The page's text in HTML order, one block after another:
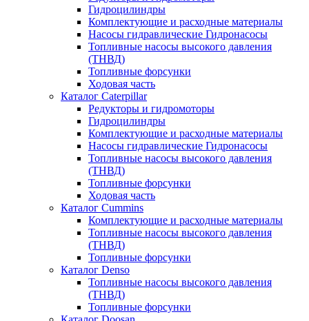
Гидроцилиндры
Комплектующие и расходные материалы
Насосы гидравлические Гидронасосы
Топливные насосы высокого давления
(ТНВД)
Топливные форсунки
Ходовая часть
Каталог Caterpillar
Редукторы и гидромоторы
Гидроцилиндры
Комплектующие и расходные материалы
Насосы гидравлические Гидронасосы
Топливные насосы высокого давления
(ТНВД)
Топливные форсунки
Ходовая часть
Каталог Cummins
Комплектующие и расходные материалы
Топливные насосы высокого давления
(ТНВД)
Топливные форсунки
Каталог Denso
Топливные насосы высокого давления
(ТНВД)
Топливные форсунки